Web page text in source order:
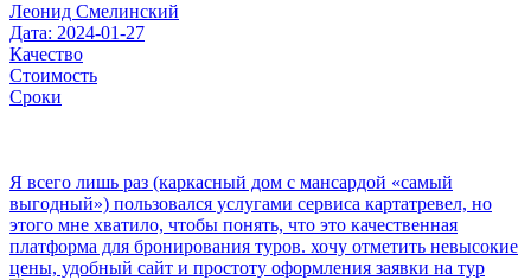
Леонид Смелинский
Дата: 2024-01-27
Качество
Стоимость
Сроки
Я всего лишь раз (каркасный дом с мансардой «самый
выгодный») пользовался услугами сервиса картатревел, но
этого мне хватило, чтобы понять, что это качественная
платформа для бронирования туров. хочу отметить невысокие
цены, удобный сайт и простоту оформления заявки на тур